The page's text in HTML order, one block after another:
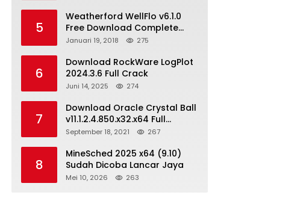
5
Weatherford WellFlo v6.1.0
Free Download Complete
License
Januari 19, 2018 275
6
Download RockWare LogPlot
2024.3.6 Full Crack
Juni 14, 2025 274
7
Download Oracle Crystal Ball
v11.1.2.4.850.x32.x64 Full
Version
September 18, 2021 267
8
MineSched 2025 x64 (9.10)
Sudah Dicoba Lancar Jaya
Mei 10, 2026 263